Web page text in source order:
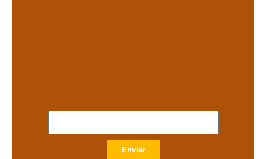
Enviar